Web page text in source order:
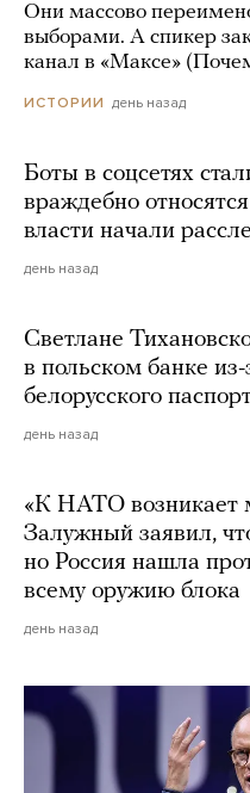
Они массово
выборами. А спикер
канал в «Максе»
ИСТОРИИ день назад
Боты в соцсетях
враждебно
власти начали
день назад
Светлане
в польском банке
белорусского
день назад
«К НАТО возникает
Залужный заявил,
но Россия нашла
всему оружию блока
день назад